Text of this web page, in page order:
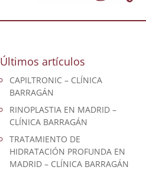
Últimos artículos
CAPILTRONIC – CLÍNICA
BARRAGÁN
RINOPLASTIA EN MADRID –
CLÍNICA BARRAGÁN
TRATAMIENTO DE
HIDRATACIÓN PROFUNDA EN
MADRID – CLÍNICA BARRAGÁN